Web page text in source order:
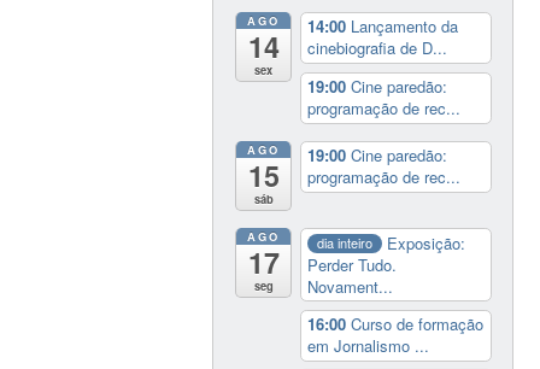
AGO
14
sex
14:00 Lançamento da
cinebiografia de D...
19:00Cine paredão:
programação de rec...
AGO
15
sáb
19:00Cine paredão:
programação de rec...
AGO
17
seg
dia inteiro
Exposição:
Perder Tudo.
Novament...
16:00Curso de formação
em Jornalismo ...